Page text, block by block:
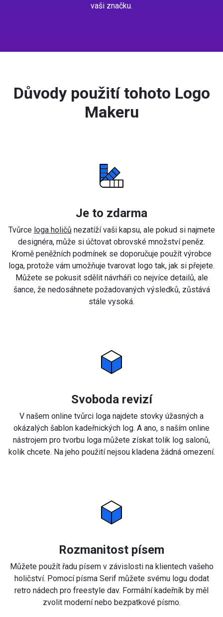
vaši značku.
Důvody použití tohoto Logo
Makeru
Je to zdarma
Tvůrce loga holičů nezatíží vaši kapsu, ale pokud si najmete
designéra, může si účtovat obrovské množství peněz.
Kromě peněžních podmínek se doporučuje použít výrobce
loga, protože vám umožňuje tvarovat logo tak, jak si přejete.
Můžete se pokusit sdělit návrháři co nejvíce detailů, ale
šance, že nedosáhnete požadovaných výsledků, zůstává
stále vysoká.
Svoboda revizí
V našem online tvůrci loga najdete stovky úžasných a
okázalých šablon kadeřnických log. A ano, s naším online
nástrojem pro tvorbu loga můžete získat tolik log salonů,
kolik chcete. Na jeho použití nejsou kladena žádná omezení.
Rozmanitost písem
Můžete použít řadu písem v závislosti na klientech vašeho
holičství. Pomocí písma Serif můžete svému logu dodat
retro nádech pro freestyle dav. Formální kadeřník by měl
zvolit moderní nebo bezpatkové písmo.